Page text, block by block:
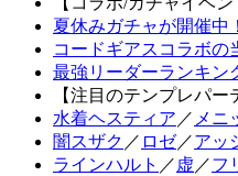
夏休みガチャが開催中
コードギアスコラボの
最強リーダーランキン
【注目のテンプレパー
水着ヘスティア ／ メニ
闇スザク ／ ロゼ／アッ
ラインハルト ／ 虚 ／フ